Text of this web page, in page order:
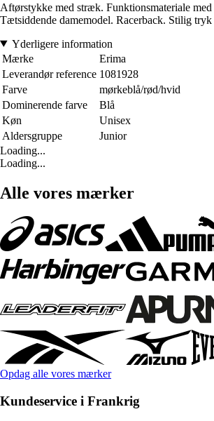
Aftørstykke med stræk. Funktionsmateriale
Tætsiddende damemodel. Racerback. Stilig
Yderligere information
Mærke
Erima
Leverandør reference 1081928
Farve
mørkeblå/rød/hvid
Dominerende farve
Blå
Køn
Unisex
Aldersgruppe
Junior
Loading...
Loading...
Alle vores mærker
Opdag alle vores mærker
Kundeservice i Frankrig